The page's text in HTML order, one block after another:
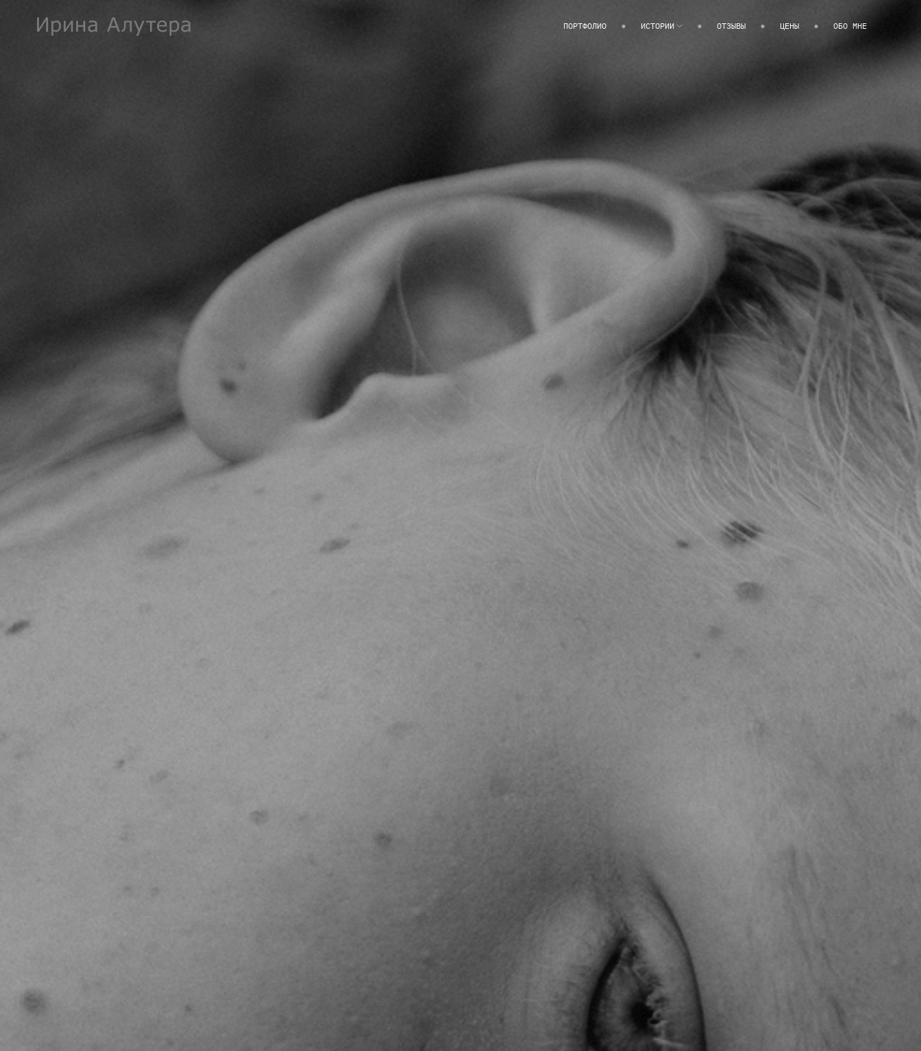
ПОРТФОЛИО ИСТОРИИ ОТЗЫВЫ ЦЕНЫ ОБО МНЕ